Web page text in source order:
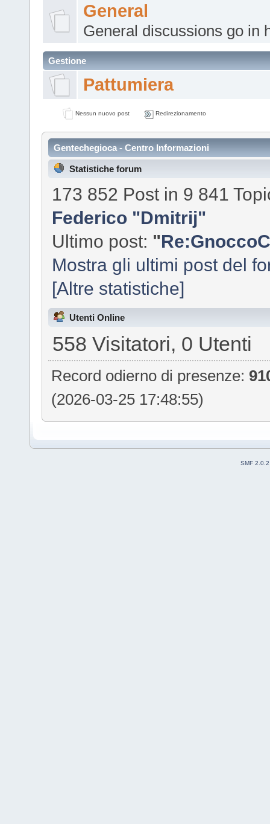
General
General discussions go in
Gestione
Pattumiera
Nessun nuovo post Redirezionamento
Gentechegioca - Centro Informazioni
Statistiche forum
173 852 Post in 9 841
Federico "Dmitrij"
Ultimo post: "
Mostra gli ultimi post del
[Altre statistiche]
Utenti Online
558 Visitatori, 0 Utenti
Record odierno di presenze:
(2026-03-25 17:48:55)
SMF 2.0.2